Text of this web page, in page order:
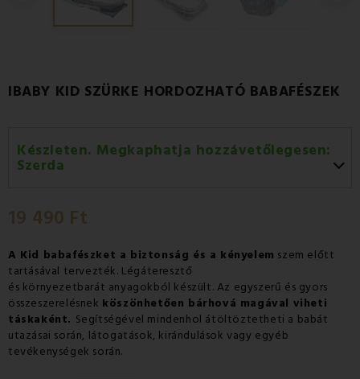
IBABY KID SZÜRKE HORDOZHATÓ BABAFÉSZEK
Készleten. Megkaphatja hozzávetőlegesen:
Szerda
Csütörtök 13.08
19 490 Ft
A Kid babafészket a biztonság és a kényelem szem előtt
tartásával tervezték. Légáteresztő
és környezetbarát anyagokból készült. Az egyszerű és gyors
összeszerelésnek köszönhetően bárhová magával viheti
táskaként. Segítségével mindenhol átöltöztetheti a babát
utazásai során, látogatások, kirándulások vagy egyéb
tevékenységek során.